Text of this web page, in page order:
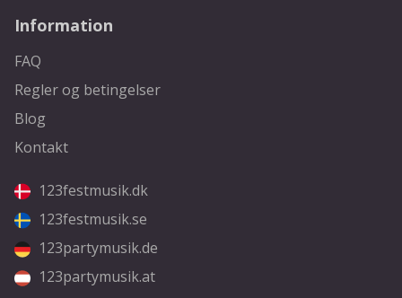
Information
FAQ
Regler og betingelser
Blog
Kontakt
123festmusik.dk
123festmusik.se
123partymusik.de
123partymusik.at